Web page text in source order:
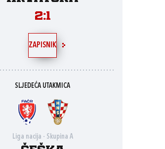
2:1
ZAPISNIK
SLJEDEĆA UTAKMICA
Liga nacija - Skupina A